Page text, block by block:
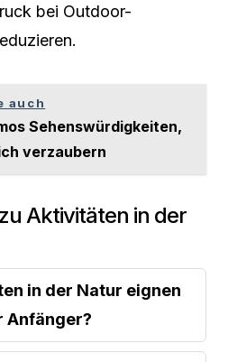
bei Outdoor-
auch
Sehenswürdigkeiten,
verzaubern
Aktivitäten in der
in der Natur eignen
Anfänger?